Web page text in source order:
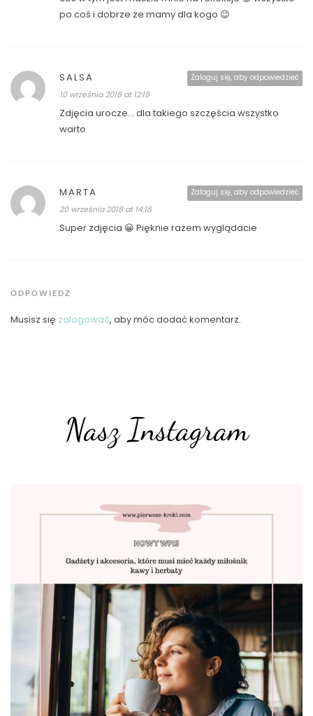
po coś i dobrze że mamy dla kogo 😉
Zaloguj się, aby odpowiedzieć
SALSA
10 września 2018 at 12:18
Zdjęcia urocze… dla takiego szczęścia wszystko
warto
Zaloguj się, aby odpowiedzieć
MARTA
20 września 2018 at 14:18
Super zdjęcia 😀 Pięknie razem wyglądacie
ODPOWIEDZ
Musisz się zalogować, aby móc dodać komentarz.
Nasz Instagram